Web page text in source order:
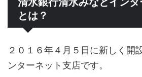
とは？
２０１６年４月５日に新しく開
ンターネット支店です。